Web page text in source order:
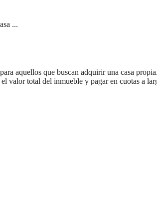
...
aquellos que buscan adquirir una casa
valor total del inmueble y pagar en cuotas a